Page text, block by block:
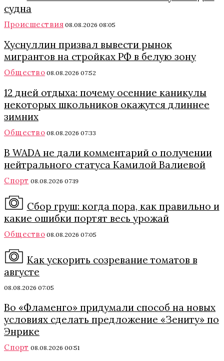
судна
Происшествия 08.08.2026 08:05
Хуснуллин призвал вывести рынок
мигрантов на стройках РФ в белую зону
Общество 08.08.2026 07:52
12 дней отдыха: почему осенние каникулы
некоторых школьников окажутся длиннее
зимних
Общество 08.08.2026 07:33
В WADA не дали комментарий о получении
нейтрального статуса Камилой Валиевой
Спорт 08.08.2026 07:19
Сбор груш: когда пора, как правильно и
какие ошибки портят весь урожай
Общество 08.08.2026 07:05
Как ускорить созревание томатов в
августе
08.08.2026 07:05
Во «Фламенго» придумали способ на новых
условиях сделать предложение «Зениту» по
Энрике
Спорт 08.08.2026 00:51